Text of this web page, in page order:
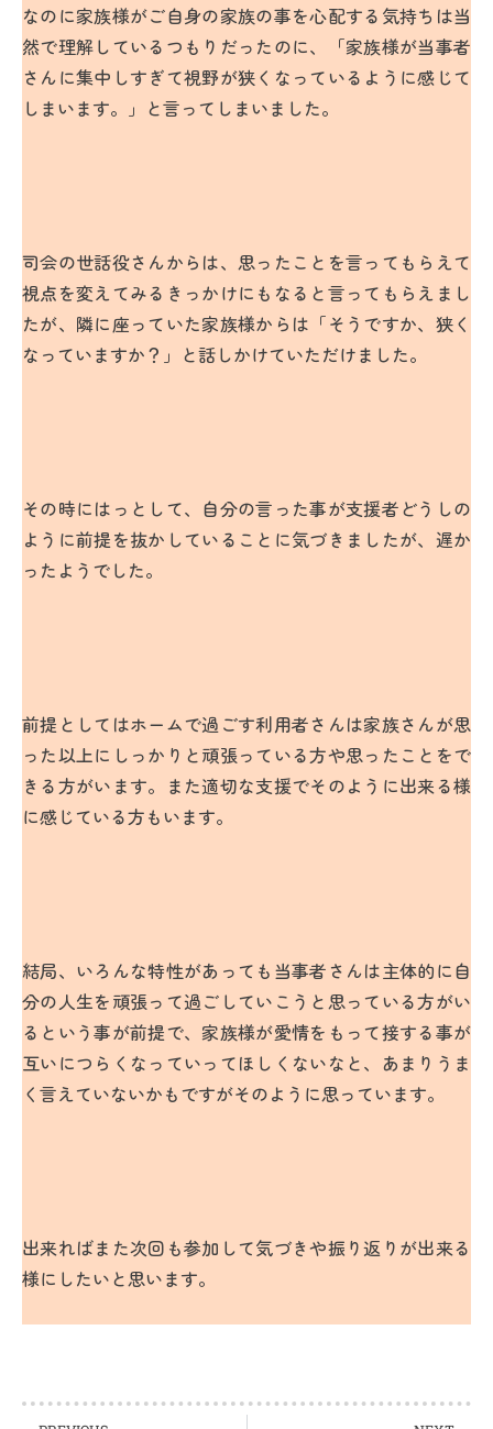
なのに家族様がご自身の家族の事を心配する気持ちは当
然で理解しているつもりだったのに、「家族様が当事者
さんに集中しすぎて視野が狭くなっているように感じて
しまいます。」と言ってしまいました。
司会の世話役さんからは、思ったことを言ってもらえて
視点を変えてみるきっかけにもなると言ってもらえまし
たが、隣に座っていた家族様からは「そうですか、狭く
なっていますか？」と話しかけていただけました。
その時にはっとして、自分の言った事が支援者どうしの
ように前提を抜かしていることに気づきましたが、遅か
ったようでした。
前提としてはホームで過ごす利用者さんは家族さんが思
った以上にしっかりと頑張っている方や思ったことをで
きる方がいます。また適切な支援でそのように出来る様
に感じている方もいます。
結局、いろんな特性があっても当事者さんは主体的に自
分の人生を頑張って過ごしていこうと思っている方がい
るという事が前提で、家族様が愛情をもって接する事が
互いにつらくなっていってほしくないなと、あまりうま
く言えていないかもですがそのように思っています。
出来ればまた次回も参加して気づきや振り返りが出来る
様にしたいと思います。